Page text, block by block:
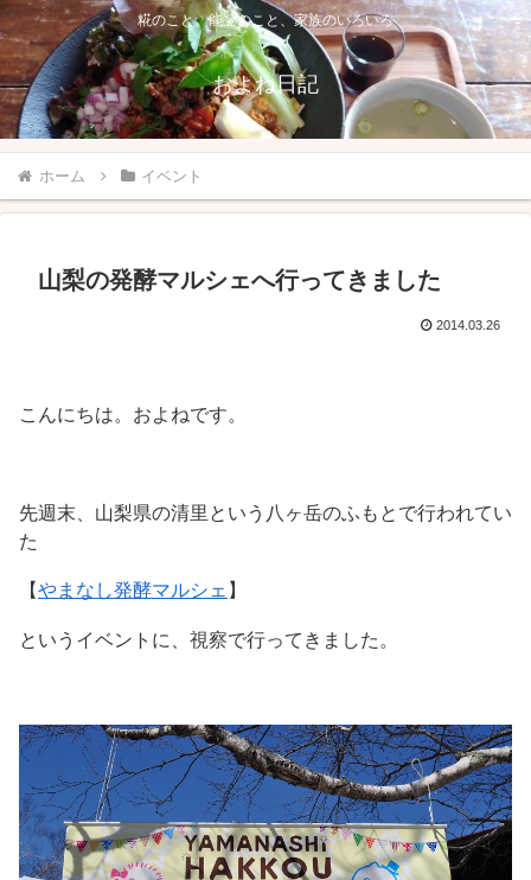
糀のこと、能登のこと、家族のいろいろ
およね日記
ホーム イベント
山梨の発酵マルシェへ行ってきました
2014.03.26
こんにちは。およねです。
先週末、山梨県の清里という八ヶ岳のふもとで行われてい
た
【やまなし発酵マルシェ 】
というイベントに、視察で行ってきました。